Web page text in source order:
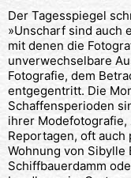
Der Tagesspiegel
»Unscharf sind auch
mit denen die
unverwechselbare
Fotografie, dem
entgegentritt. Die
Schaffensperioden
ihrer Modefotografie,
Reportagen, oft
Wohnung von Sibylle
Schiffbauerdamm